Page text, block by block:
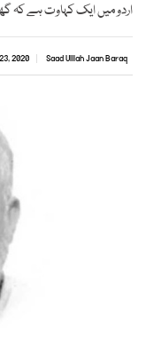
اردو میں ایک کہاوت ہے کہ
Saad Ulllah Jaan Baraq
2020